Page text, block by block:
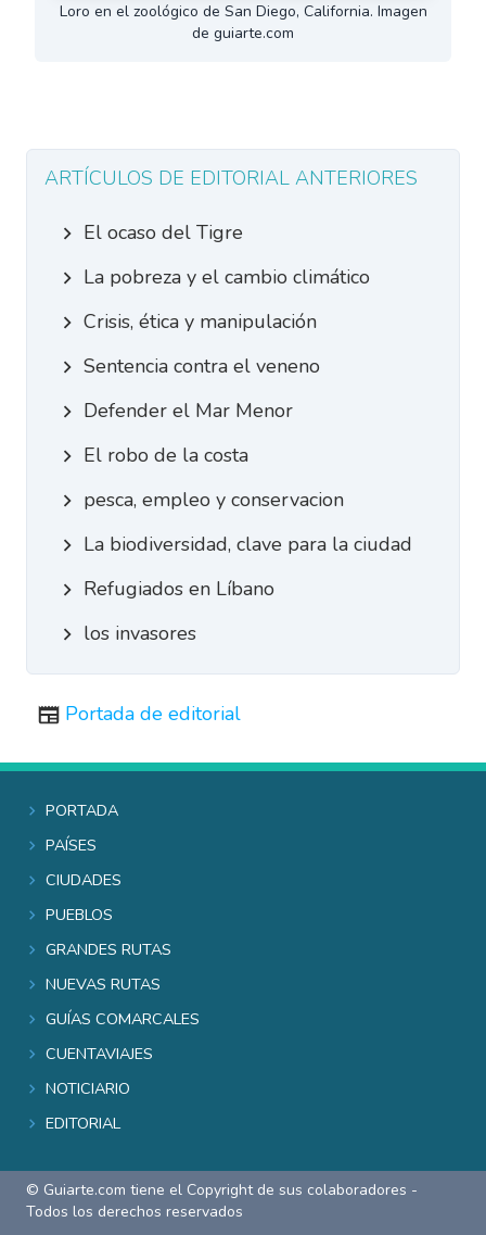
Loro en el zoológico de San Diego, California. Imagen
de guiarte.com
ARTÍCULOS DE EDITORIAL ANTERIORES
El ocaso del Tigre
La pobreza y el cambio climático
Crisis, ética y manipulación
Sentencia contra el veneno
Defender el Mar Menor
El robo de la costa
pesca, empleo y conservacion
La biodiversidad, clave para la ciudad
Refugiados en Líbano
los invasores
Portada de editorial
Portada
Países
Ciudades
Pueblos
Grandes rutas
Nuevas rutas
Guías comarcales
Cuentaviajes
Noticiario
Editorial
© Guiarte.com tiene el Copyright de sus colaboradores -
Todos los derechos reservados